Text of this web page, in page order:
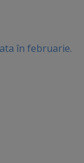
în februarie.